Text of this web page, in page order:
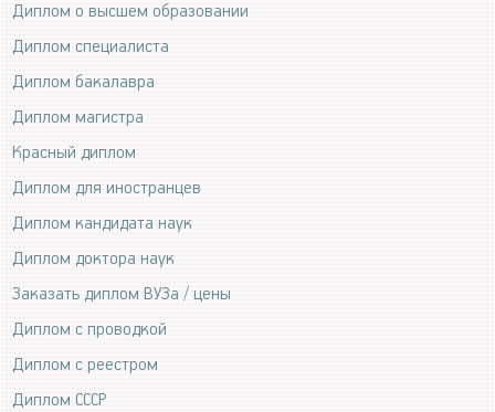
Диплом о высшем образовании
Диплом специалиста
Диплом бакалавра
Диплом магистра
Красный диплом
Диплом для иностранцев
Диплом кандидата наук
Диплом доктора наук
Заказать диплом ВУЗа / цены
Диплом с проводкой
Диплом с реестром
Диплом СССР